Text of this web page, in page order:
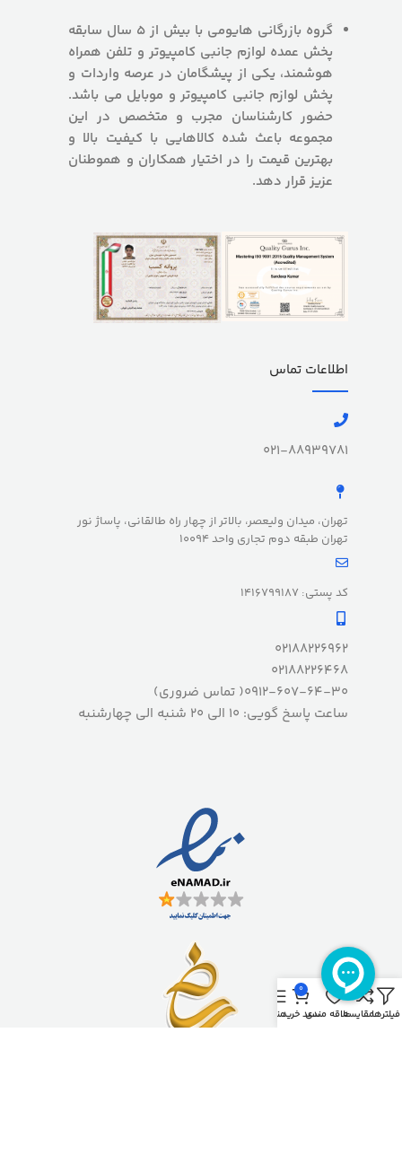
گروه بازرگانی هایومی با بیش از 5 سال سابقه
پخش عمده لوازم جانبی کامپیوتر و تلفن همراه
هوشمند، یکی از پیشگامان در عرصه واردات و
پخش لوازم جانبی کامپیوتر و موبایل می باشد.
حضور کارشناسان مجرب و متخصص در این
مجموعه باعث شده کالاهایی با کیفیت بالا و
بهترین قیمت را در اختیار همکاران و هموطنان
عزیز قرار دهد.
اطلاعات تماس
021-88939781
تهران، میدان ولیعصر، بالاتر از چهار راه طالقانی، پاساژ نور
تهران طبقه دوم تجاری واحد 10094
کد پستی: 1416799187
02188226962
02188226468
0912-607-64-30( تماس ضروری)
ساعت پاسخ گویی: 10 الی 20 شنبه الی چهارشنبه
فیلترهامقایسهعلاقه مندی
0
سبد خریدمنو